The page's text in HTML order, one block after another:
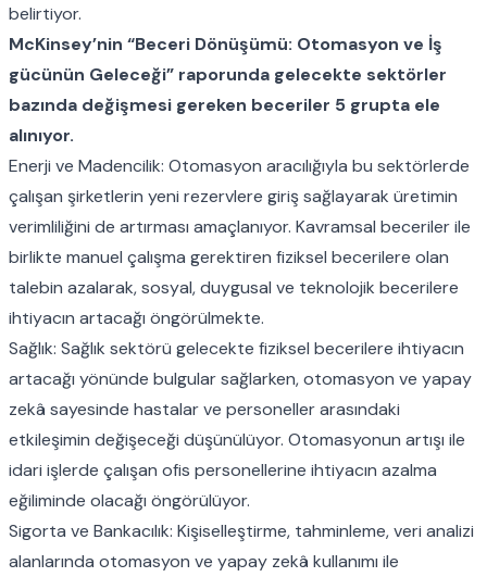
belirtiyor.
McKinsey’nin “Beceri Dönüşümü: Otomasyon ve İş
gücünün Geleceği” raporunda gelecekte sektörler
bazında değişmesi gereken beceriler 5 grupta ele
alınıyor.
Enerji ve Madencilik: Otomasyon aracılığıyla bu sektörlerde
çalışan şirketlerin yeni rezervlere giriş sağlayarak üretimin
verimliliğini de artırması amaçlanıyor. Kavramsal beceriler ile
birlikte manuel çalışma gerektiren fiziksel becerilere olan
talebin azalarak, sosyal, duygusal ve teknolojik becerilere
ihtiyacın artacağı öngörülmekte.
Sağlık: Sağlık sektörü gelecekte fiziksel becerilere ihtiyacın
artacağı yönünde bulgular sağlarken, otomasyon ve yapay
zekâ sayesinde hastalar ve personeller arasındaki
etkileşimin değişeceği düşünülüyor. Otomasyonun artışı ile
idari işlerde çalışan ofis personellerine ihtiyacın azalma
eğiliminde olacağı öngörülüyor.
Sigorta ve Bankacılık: Kişiselleştirme, tahminleme, veri analizi
alanlarında otomasyon ve yapay zekâ kullanımı ile